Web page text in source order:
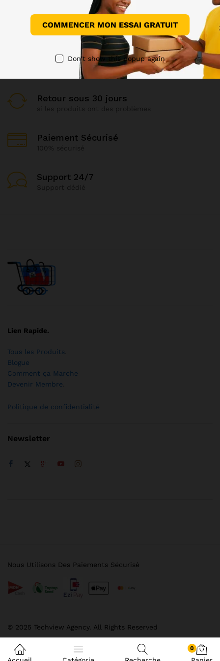
Livraison Gratuite
pour toutes les commandes de plus de 99 $
Retour sous 30 jours
Paiement Sécurisé
Support 24/7
Lien Rapide.
Tous les Produits
Blogue
Comment ça Marche
Devenir Membre
Politique de confidentialité
Newsletter
© 2025 Techview Agency. All Rights Reserved
Nous Utilisons Des Paiements Sécurisé
COMMENCER MON ESSAI GRATUIT
Don't show this popup again
0